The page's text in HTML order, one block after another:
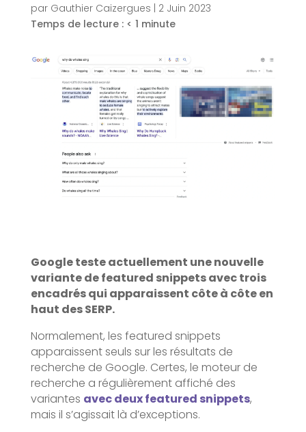
par Gauthier Caizergues
2 Juin 2023
Temps de lecture : < 1 minute
Google teste actuellement une nouvelle
variante de featured snippets avec trois
encadrés qui apparaissent côte à côte en
haut des SERP.
Normalement, les featured snippets
apparaissent seuls sur les résultats de
recherche de Google. Certes, le moteur de
recherche a régulièrement affiché des
variantes avec deux featured snippets,
mais il s’agissait là d’exceptions.